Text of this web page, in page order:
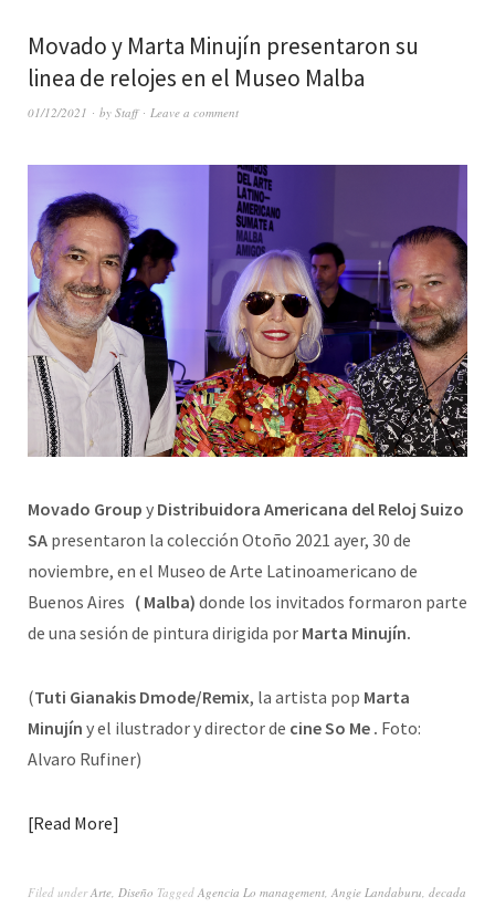
Movado y Marta Minujín presentaron su
linea de relojes en el Museo Malba
01/12/2021 by Staff Leave a comment
Movado Group y Distribuidora Americana del Reloj Suizo
SA presentaron la colección Otoño 2021 ayer, 30 de
noviembre, en el Museo de Arte Latinoamericano de
Buenos Aires ( Malba) donde los invitados formaron parte
de una sesión de pintura dirigida por Marta Minujín.
(Tuti Gianakis Dmode/Remix, la artista pop Marta
Minujín y el ilustrador y director de cine So Me . Foto:
Alvaro Rufiner)
Read More
Filed underArte, Diseño Tagged Agencia Lo management, Angie Landaburu, decada